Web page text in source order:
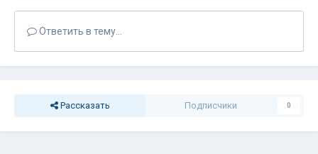
Ответить в тему...
Рассказать Подписчики 0